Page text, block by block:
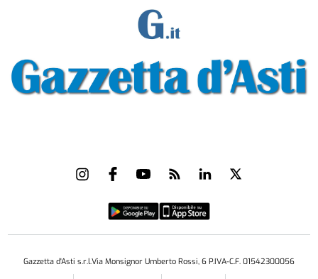
Gazzetta d'Asti s.r.l.Via Monsignor Umberto Rossi, 6 P.IVA-C.F. 01542300056